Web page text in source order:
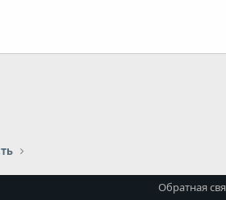
Обратная